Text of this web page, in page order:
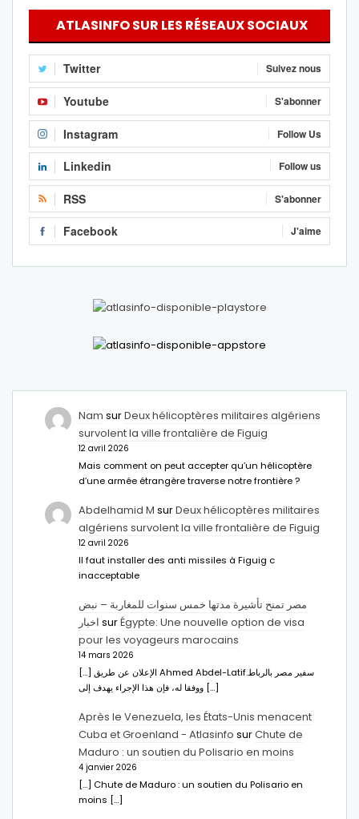
ATLASINFO SUR LES RÉSEAUX SOCIAUX
Twitter Suivez nous
Youtube S'abonner
Instagram Follow Us
Linkedin Follow us
RSS S'abonner
Facebook J'aime
Nam surDeux hélicoptères militaires algériens
survolent la ville frontalière de Figuig
12 avril 2026
Mais comment on peut accepter qu’un hélicoptère
d’une armée étrangère traverse notre frontière ?
Abdelhamid M surDeux hélicoptères militaires
algériens survolent la ville frontalière de Figuig
12 avril 2026
Il faut installer des anti missiles à Figuig c
inacceptable
مصر تمنح تأشيرة مدتها خمس سنوات للمغاربة – نبض
اخبار surÉgypte: Une nouvelle option de visa
pour les voyageurs marocains
14 mars 2026
[…] الإعلان عن طريق Ahmed Abdel-Latifسفير مصر بالرباط.
ووفقا له، فإن هذا الإجراء يهدف إلى […]
Après le Venezuela, les États-Unis menacent
Cuba et Groenland - Atlasinfo surChute de
Maduro : un soutien du Polisario en moins
4 janvier 2026
[…] Chute de Maduro : un soutien du Polisario en
moins […]